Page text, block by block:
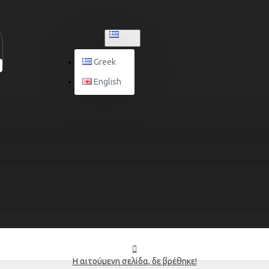
Greek
English
Η αιτούμενη σελίδα, δε βρέθηκε!